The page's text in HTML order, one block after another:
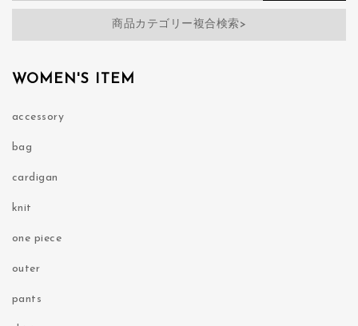
商品カテゴリー複合検索>
WOMEN'S ITEM
accessory
bag
cardigan
knit
one piece
outer
pants